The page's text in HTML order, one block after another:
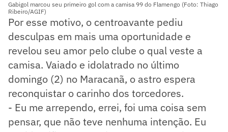
Gabigol marcou seu primeiro gol com a camisa 99 do Flamengo (Foto: Thiago
Ribeiro/AGIF)
Por esse motivo, o centroavante pediu
desculpas em mais uma oportunidade e
revelou seu amor pelo clube o qual veste a
camisa. Vaiado e idolatrado no último
domingo (2) no Maracanã, o astro espera
reconquistar o carinho dos torcedores.
- Eu me arrependo, errei, foi uma coisa sem
pensar, que não teve nenhuma intenção. Eu